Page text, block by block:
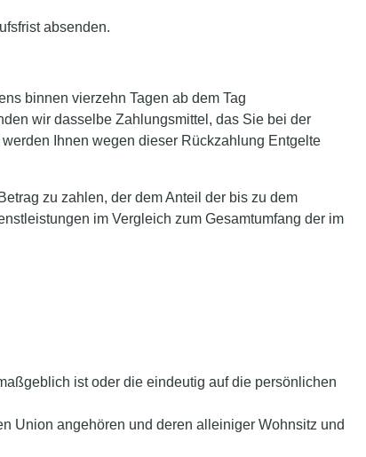
absenden.
binnen vierzehn Tagen ab dem Tag
wir dasselbe Zahlungsmittel, das Sie bei der
Ihnen wegen dieser Rückzahlung Entgelte
zu zahlen, der dem Anteil der bis zu dem
im Vergleich zum Gesamtumfang der im
ist oder die eindeutig auf die persönlichen
Union angehören und deren alleiniger Wohnsitz und